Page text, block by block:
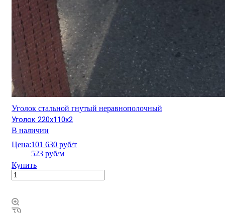
Уголок стальной гнутый неравнополочный
Уголок 220х110х2
В наличии
Цена:101 630 руб/т
523 руб/м
Купить